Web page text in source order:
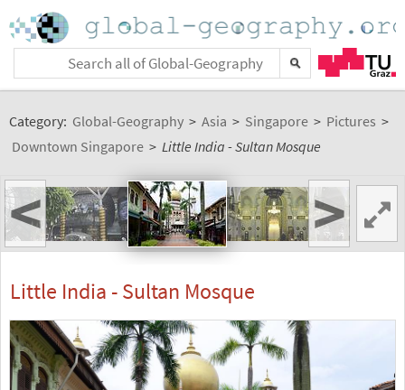
Category: Global-Geography > Asia > Singapore > Pictures >
Downtown Singapore > Little India - Sultan Mosque
< >
Little India - Sultan Mosque